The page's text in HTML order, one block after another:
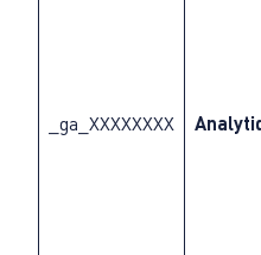
_ga_XXXXXXXX